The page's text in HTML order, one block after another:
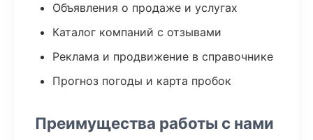
Объявления о продаже и услугах
Каталог компаний с отзывами
Реклама и продвижение в справочнике
Прогноз погоды и карта пробок
Преимущества работы с нами